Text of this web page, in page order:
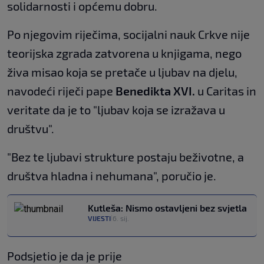
solidarnosti i općemu dobru.
Po njegovim riječima, socijalni nauk Crkve nije
teorijska zgrada zatvorena u knjigama, nego
živa misao koja se pretače u ljubav na djelu,
navodeći riječi pape Benedikta XVI. u Caritas in
veritate da je to "ljubav koja se izražava u
društvu".
"Bez te ljubavi strukture postaju beživotne, a
društva hladna i nehumana", poručio je.
Kutleša: Nismo ostavljeni bez svjetla
VIJESTI 6. sij.
Podsjetio je da je prije